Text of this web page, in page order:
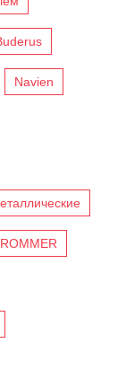
Navien
ROMMER